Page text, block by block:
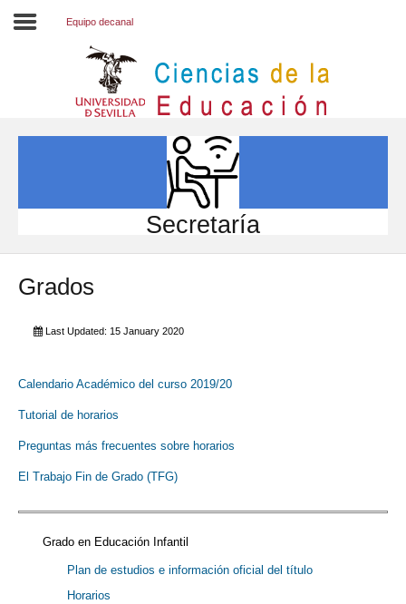
INVESTIGACIÓN
INTERNACIONAL
Directorio FCCE
Equipo decanal
Secretaría
Grados
Last Updated: 15 January 2020
Calendario Académico del curso 2019/20
Tutorial de horarios
Preguntas más frecuentes sobre horarios
El Trabajo Fin de Grado (TFG)
Grado en Educación Infantil
Plan de estudios e información oficial del título
Horarios